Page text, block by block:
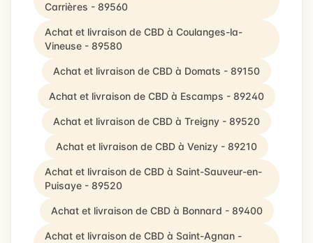
Carrières - 89560
Achat et livraison de CBD à Coulanges-la-
Vineuse - 89580
Achat et livraison de CBD à Domats - 89150
Achat et livraison de CBD à Escamps - 89240
Achat et livraison de CBD à Treigny - 89520
Achat et livraison de CBD à Venizy - 89210
Achat et livraison de CBD à Saint-Sauveur-en-
Puisaye - 89520
Achat et livraison de CBD à Bonnard - 89400
Achat et livraison de CBD à Saint-Agnan -